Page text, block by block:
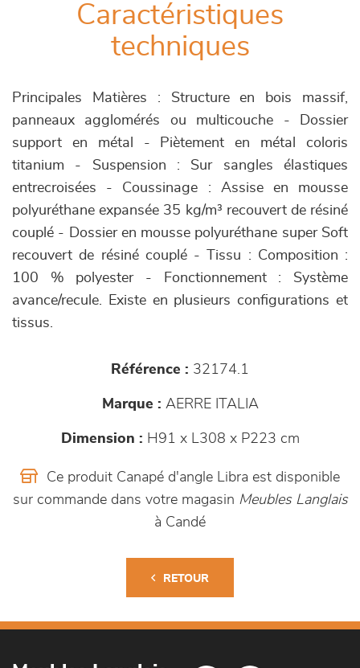
Caractéristiques
techniques
Principales Matières : Structure en bois massif,
panneaux agglomérés ou multicouche - Dossier
support en métal - Piètement en métal coloris
titanium - Suspension : Sur sangles élastiques
entrecroisées - Coussinage : Assise en mousse
polyuréthane expansée 35 kg/m³ recouvert de résiné
couplé - Dossier en mousse polyuréthane super Soft
recouvert de résiné couplé - Tissu : Composition :
100 % polyester - Fonctionnement : Système
avance/recule. Existe en plusieurs configurations et
tissus.
Référence : 32174.1
Marque : AERRE ITALIA
Dimension : H91 x L308 x P223 cm
Ce produit Canapé d'angle Libra est disponible
sur commande dans votre magasin Meubles Langlais
à Candé
RETOUR